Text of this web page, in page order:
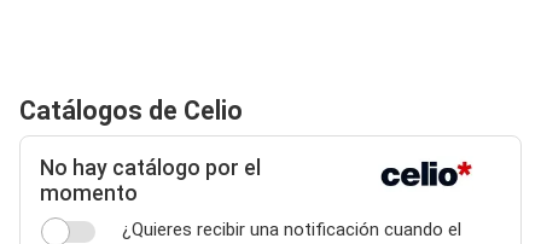
Catálogos de Celio
No hay catálogo por el
momento
¿Quieres recibir una notificación cuando el